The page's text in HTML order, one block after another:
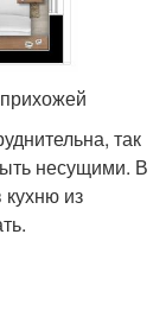
так
несущими. В
из